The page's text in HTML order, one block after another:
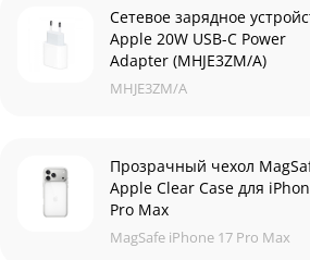
Сетевое зарядное
Apple 20W USB-C Power
Adapter (MHJE3ZM/A)
MHJE3ZM/A
Прозрачный чехол
Apple Clear Case для
Pro Max
MagSafe iPhone 17 Pro Max